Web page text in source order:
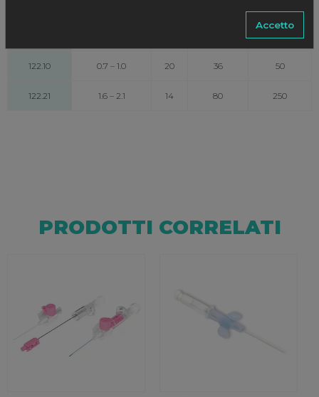
Accetto
450
122.10 0.7 – 1.0 20 36 50
122.21 1.6 – 2.1 14 80 250
PRODOTTI CORRELATI